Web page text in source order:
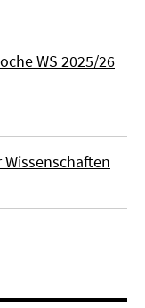
WS 2025/26